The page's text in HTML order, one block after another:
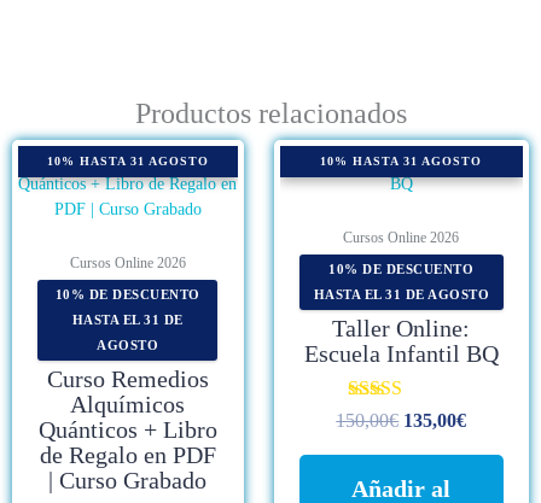
Productos relacionados
10% HASTA 31 AGOSTO
Cursos Online 2026
10% DE DESCUENTO
HASTA EL 31 DE
AGOSTO
Curso Remedios
Alquímicos
Quánticos + Libro
de Regalo en PDF
| Curso Grabado
10% HASTA 31 AGOSTO
Cursos Online 2026
10% DE DESCUENTO
HASTA EL 31 DE AGOSTO
Taller Online:
Escuela Infantil BQ
Valorado con
de 5
150,00€ 135,00€
Añadir al